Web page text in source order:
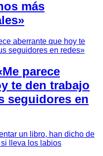
más
parece
te den trabajo
seguidores en